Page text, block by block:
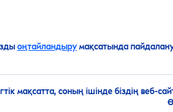
оңтайландырумақсатында
мақсатта, соның ішінде біздің веб-
Шаштардың өсуін қалай